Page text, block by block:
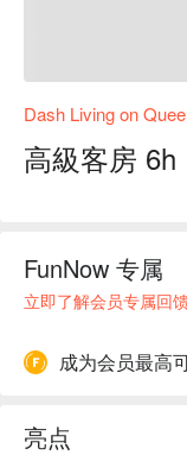
Dash Living on
高級客房
FunNow 专属
立即了解会员专属回
成为会员最高
亮点